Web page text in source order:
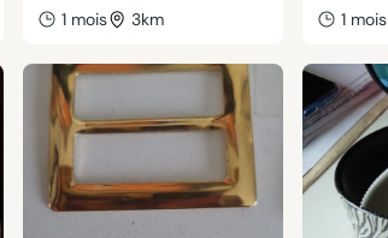
1 mois 3km 1 mois